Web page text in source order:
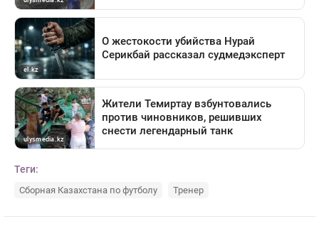
Теги:
Сборная Казахстана по футболу Тренер